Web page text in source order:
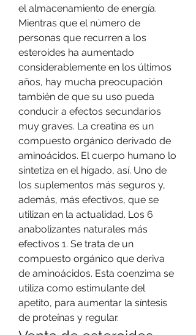
el almacenamiento de energía.
Mientras que el número de
personas que recurren a los
esteroides ha aumentado
considerablemente en los últimos
años, hay mucha preocupación
también de que su uso pueda
conducir a efectos secundarios
muy graves. La creatina es un
compuesto orgánico derivado de
aminoácidos. El cuerpo humano lo
sintetiza en el hígado, así. Uno de
los suplementos más seguros y,
además, más efectivos, que se
utilizan en la actualidad. Los 6
anabolizantes naturales más
efectivos 1. Se trata de un
compuesto orgánico que deriva
de aminoácidos. Esta coenzima se
utiliza como estimulante del
apetito, para aumentar la síntesis
de proteínas y regular.